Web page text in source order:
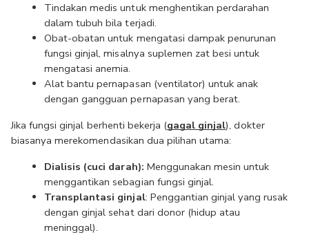
Tindakan medis untuk menghentikan perdarahan
dalam tubuh bila terjadi.
Obat-obatan untuk mengatasi dampak penurunan
fungsi ginjal, misalnya suplemen zat besi untuk
mengatasi anemia.
Alat bantu pernapasan (ventilator) untuk anak
dengan gangguan pernapasan yang berat.
Jika fungsi ginjal berhenti bekerja (gagal ginjal), dokter
biasanya merekomendasikan dua pilihan utama:
Dialisis (cuci darah): Menggunakan mesin untuk
menggantikan sebagian fungsi ginjal.
Transplantasi ginjal: Penggantian ginjal yang rusak
dengan ginjal sehat dari donor (hidup atau
meninggal).